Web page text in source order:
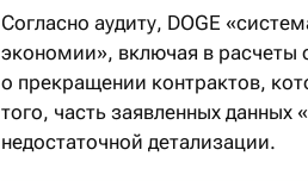
Согласно аудиту, DOGE
экономии», включая в расчеты
о прекращении контрактов,
того, часть заявленных
недостаточной детализации.